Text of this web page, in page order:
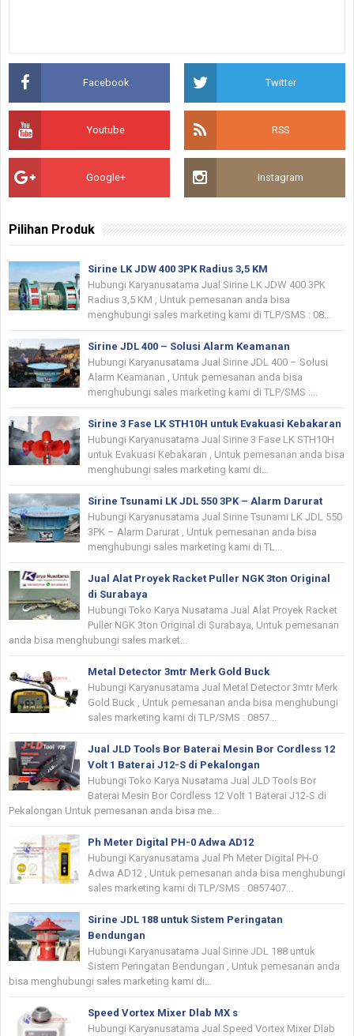
Facebook Twitter
Youtube RSS
Google+ Instagram
Pilihan Produk
Sirine LK JDW 400 3PK Radius 3,5 KM
Hubungi Karyanusatama Jual Sirine LK JDW 400 3PK
Radius 3,5 KM , Untuk pemesanan anda bisa
menghubungi sales marketing kami di TLP/SMS : 08...
Sirine JDL 400 – Solusi Alarm Keamanan
Hubungi Karyanusatama Jual Sirine JDL 400 – Solusi
Alarm Keamanan , Untuk pemesanan anda bisa
menghubungi sales marketing kami di TLP/SMS :...
Sirine 3 Fase LK STH10H untuk Evakuasi Kebakaran
Hubungi Karyanusatama Jual Sirine 3 Fase LK STH10H
untuk Evakuasi Kebakaran , Untuk pemesanan anda bisa
menghubungi sales marketing kami di...
Sirine Tsunami LK JDL 550 3PK – Alarm Darurat
Hubungi Karyanusatama Jual Sirine Tsunami LK JDL 550
3PK – Alarm Darurat , Untuk pemesanan anda bisa
menghubungi sales marketing kami di TL...
Jual Alat Proyek Racket Puller NGK 3ton Original
di Surabaya
Hubungi Toko Karya Nusatama Jual Alat Proyek Racket
Puller NGK 3ton Original di Surabaya, Untuk pemesanan
anda bisa menghubungi sales market...
Metal Detector 3mtr Merk Gold Buck
Hubungi Karyanusatama Jual Metal Detector 3mtr Merk
Gold Buck , Untuk pemesanan anda bisa menghubungi
sales marketing kami di TLP/SMS : 0857...
Jual JLD Tools Bor Baterai Mesin Bor Cordless 12
Volt 1 Baterai J12-S di Pekalongan
Hubungi Toko Karya Nusatama Jual JLD Tools Bor
Baterai Mesin Bor Cordless 12 Volt 1 Baterai J12-S di
Pekalongan Untuk pemesanan anda bisa me...
Ph Meter Digital PH-0 Adwa AD12
Hubungi Karyanusatama Jual Ph Meter Digital PH-0
Adwa AD12 , Untuk pemesanan anda bisa menghubungi
sales marketing kami di TLP/SMS : 0857407...
Sirine JDL 188 untuk Sistem Peringatan
Bendungan
Hubungi Karyanusatama Jual Sirine JDL 188 untuk
Sistem Peringatan Bendungan , Untuk pemesanan anda
bisa menghubungi sales marketing kami di...
Speed Vortex Mixer Dlab MX s
Hubungi Karyanusatama Jual Speed Vortex Mixer Dlab